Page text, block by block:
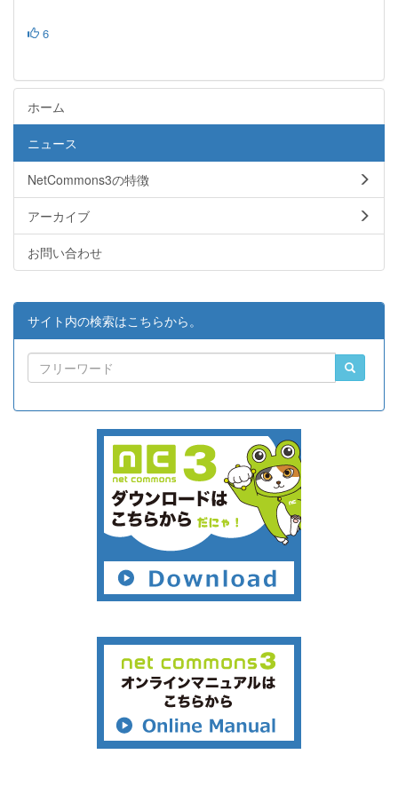
6
ホーム
ニュース
NetCommons3の特徴
アーカイブ
お問い合わせ
サイト内の検索はこちらから。